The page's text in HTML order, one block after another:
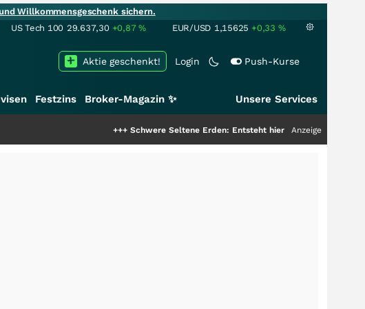
Willkommensgeschenk sichern.
US Tech 100 29.637,30 +0,87% EUR/USD 1,15625 +0,33 %
Login Push-Kurse
Aktie geschenkt!
Festzins Broker-Magazin ✨ Unsere Services
Schwere Seltene Erden: Entsteht hier die nächste Milliardenstory?
Anzeige